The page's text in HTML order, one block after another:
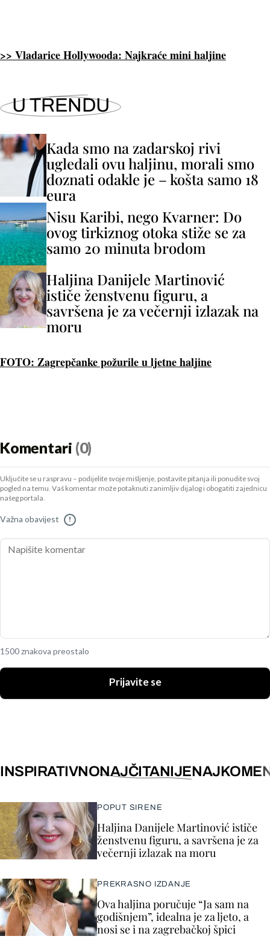
>> Vladarice Hollywooda: Najkraće mini haljine
U TRENDU
Kada smo na zadarskoj rivi
ugledali ovu haljinu, morali smo
doznati odakle je – košta samo 18
eura
Nisu Karibi, nego Kvarner: Do
ovog tirkiznog otoka stiže se za
samo 20 minuta brodom
Haljina Danijele Martinović
ističe ženstvenu figuru, a
savršena je za večernji izlazak na
moru
FOTO: Zagrepčanke požurile u ljetne haljine
Komentari (0)
Uključite se u raspravu – podijelite svoje mišljenje, postavite pitanja ili ponudite svoj
pogled na temu. Vaš komentar može potaknuti zanimljiv dijalog i obogatiti zajednicu
našeg portala.
Važna obavijest !
1500 znakova preostalo
Prijavite se
INSPIRATIVNONAJČITANIJE
POPUT SIRENE
Haljina Danijele Martinović ističe
ženstvenu figuru, a savršena je za
večernji izlazak na moru
PREKRASNO IZDANJE
Ova haljina poručuje “Ja sam na
godišnjem”, idealna je za ljeto, a
nosi se i na zagrebačkoj špici